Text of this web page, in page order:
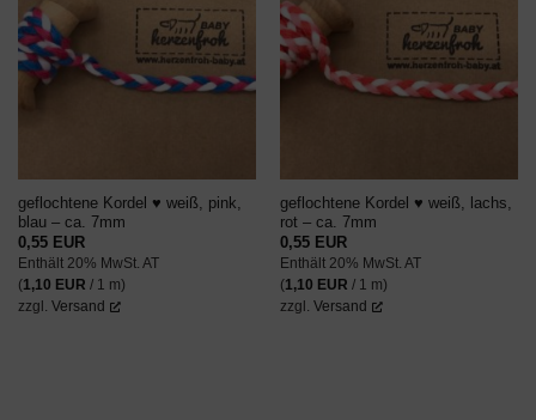
AUF DEN
WUNSCHZETTEL
geflochtene Kordel ♥ weiß, pink,
blau – ca. 7mm
0,55 EUR
Enthält 20% MwSt. AT
(1,10 EUR / 1 m)
zzgl. Versand
AUF DEN
WUNSCHZETTEL
geflochtene Kordel ♥ weiß, lachs,
rot – ca. 7mm
0,55 EUR
Enthält 20% MwSt. AT
(1,10 EUR / 1 m)
zzgl. Versand